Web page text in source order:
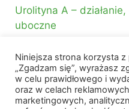
Urolityna A –
uboczne
Szukasz czegoś?
Szukaj:
Niniejsza strona korzysta
„Zgadzam się”, wyrażasz
w celu prawidłowego i
oraz w celach
marketingowych,